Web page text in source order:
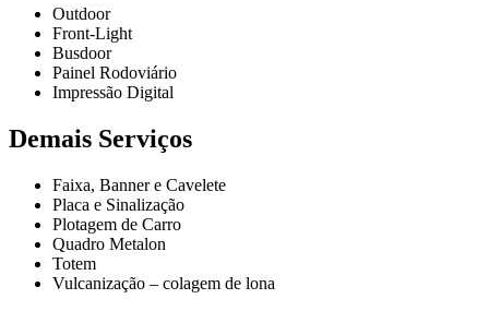
Outdoor
Front-Light
Busdoor
Painel Rodoviário
Impressão Digital
Demais Serviços
Faixa, Banner e Cavelete
Placa e Sinalização
Plotagem de Carro
Quadro Metalon
Totem
Vulcanização – colagem de lona